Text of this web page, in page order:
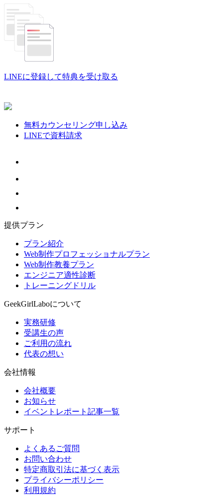
LINEに登録して特典を受け取る
無料カウンセリング申し込み
LINEで資料請求
提供プラン
プラン紹介
Web制作プロフェッショナルプラン
Web制作教養プラン
エンジニア適性診断
トレーニングドリル
GeekGirlLaboについて
実務研修
受講生の声
ご利用の流れ
代表の想い
会社情報
会社概要
お知らせ
イベントレポート記事一覧
サポート
よくあるご質問
お問い合わせ
特定商取引法に基づく表示
プライバシーポリシー
利用規約